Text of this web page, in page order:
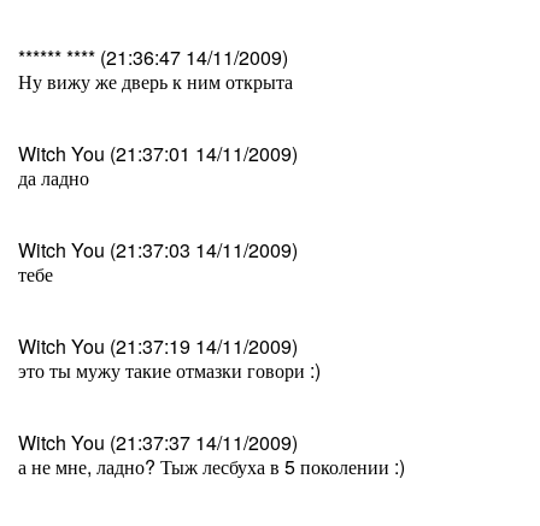
****** **** (21:36:47 14/11/2009)
Ну вижу же дверь к ним открыта
Witch You (21:37:01 14/11/2009)
да ладно
Witch You (21:37:03 14/11/2009)
тебе
Witch You (21:37:19 14/11/2009)
это ты мужу такие отмазки говори :)
Witch You (21:37:37 14/11/2009)
а не мне, ладно? Тыж лесбуха в 5 поколении :)